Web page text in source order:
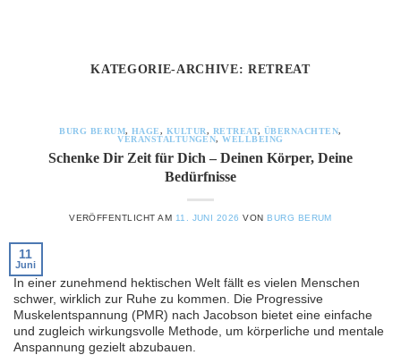
KATEGORIE-ARCHIVE:RETREAT
BURG BERUM, HAGE , KULTUR, RETREAT, ÜBERNACHTEN,
VERANSTALTUNGEN,WELLBEING
Schenke Dir Zeit für Dich – Deinen Körper, Deine
Bedürfnisse
VERÖFFENTLICHT AM 11. JUNI 2026 VONBURG BERUM
11
Juni
In einer zunehmend hektischen Welt fällt es vielen Menschen
schwer, wirklich zur Ruhe zu kommen. Die Progressive
Muskelentspannung (PMR) nach Jacobson bietet eine einfache
und zugleich wirkungsvolle Methode, um körperliche und mentale
Anspannung gezielt abzubauen.